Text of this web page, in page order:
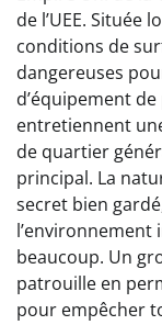
de l’UEE. Située
conditions de
dangereuses
d’équipement
entretiennent
de quartier
principal. La
secret bien
beaucoup. Un
patrouille en
pour empêcher